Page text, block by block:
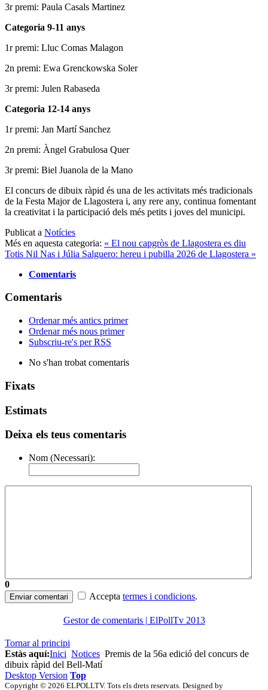
3r premi: Paula Casals Martinez
Categoria 9-11 anys
1r premi: Lluc Comas Malagon
2n premi: Ewa Grenckowska Soler
3r premi: Julen Rabaseda
Categoria 12-14 anys
1r premi: Jan Martí Sanchez
2n premi: Àngel Grabulosa Quer
3r premi: Biel Juanola de la Mano
El concurs de dibuix ràpid és una de les activitats més tradicionals
de la Festa Major de Llagostera i, any rere any, continua fomentant
la creativitat i la participació dels més petits i joves del municipi.
Publicat a Notícies
Més en aquesta categoria: « El nou capgròs de Llagostera es diu
Totis Nil Nas i Júlia Salguero: hereu i pubilla 2026 de Llagostera »
Comentaris
Comentaris
Ordenar més antics primer
Ordenar més nous primer
Subscriu-re's per RSS
No s'han trobat comentaris
Fixats
Estimats
Deixa els teus comentaris
Nom (Necessari):
0
Enviar comentari Accepta termes i condicions.
Gestor de comentaris | ElPollTv 2013
Tornar al principi
Estàs aquí:Inici Notices Premis de la 56a edició del concurs de
dibuix ràpid del Bell-Matí
Desktop Version Top
Copyright © 2026 ELPOLLTV. Tots els drets reservats. Designed by